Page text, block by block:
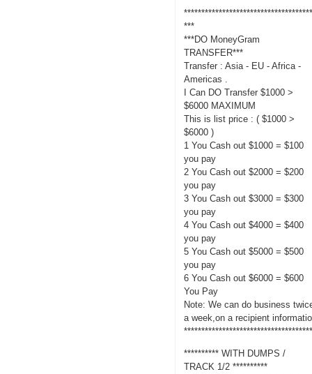
***
***DO MoneyGram
TRANSFER***
Transfer : Asia - EU - Africa -
Americas .
I Can DO Transfer $1000 >
$6000 MAXIMUM
This is list price : ( $1000 >
$6000 )
1 You Cash out $1000 = $100
you pay
2 You Cash out $2000 = $200
you pay
3 You Cash out $3000 = $300
you pay
4 You Cash out $4000 = $400
you pay
5 You Cash out $5000 = $500
you pay
6 You Cash out $6000 = $600
You Pay
Note: We can do business
a week,on a recipient
********** WITH DUMPS /
TRACK 1/2 **********